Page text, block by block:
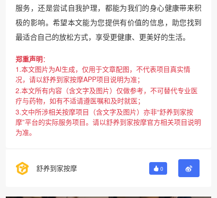
服务，还是尝试自我护理，都能为我们的身心健康带来积
极的影响。希望本文能为您提供有价值的信息，助您找到
最适合自己的放松方式，享受更健康、更美好的生活。
郑重声明：
1.本文图片为AI生成，仅用于文章配图，不代表项目真实情
况，请以舒养到家按摩APP项目说明为准；
2.本文所有内容（含文字及图片）仅做参考，不可替代专业医
疗与药物，如有不适请遵医嘱和及时就医；
3.文中所涉相关按摩项目（含文字及图片）亦非“舒养到家按
摩”平台的实际服务项目。请以舒养到家按摩官方相关项目说明
为准。
舒养到家按摩 0